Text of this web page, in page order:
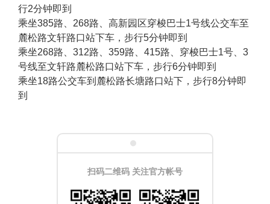
行2分钟即到
乘坐385路、268路、高新园区穿梭巴士1号线公交车至
麓松路文轩路口站下车，步行5分钟即到
乘坐268路、312路、359路、415路、穿梭巴士1号、3
号线至文轩路麓松路口站下车，步行6分钟即到
乘坐18路公交车到麓松路长塘路口站下，步行8分钟即
到
扫码二维码 关注官方帐号